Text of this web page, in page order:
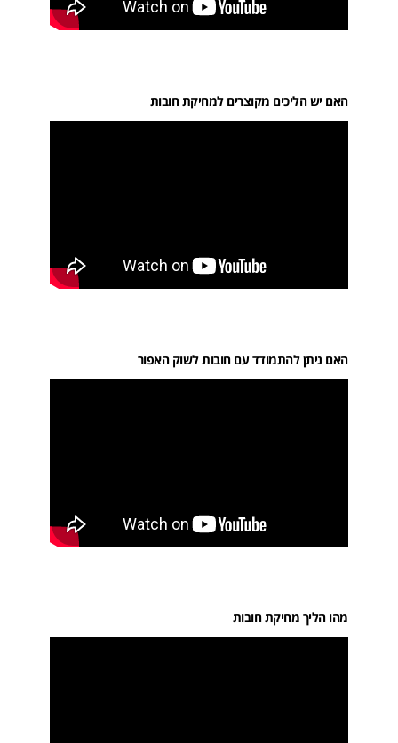
האם יש הליכים מקוצרים למחיקת חובות
האם ניתן להתמודד עם חובות לשוק האפור
מהו הליך מחיקת חובות